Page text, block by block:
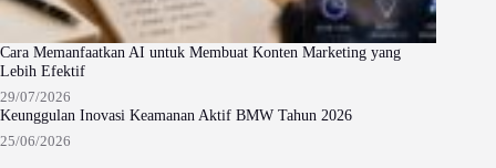
Cara Memanfaatkan AI untuk Membuat Konten Marketing yang
Lebih Efektif
29/07/2026
Keunggulan Inovasi Keamanan Aktif BMW Tahun 2026
25/06/2026